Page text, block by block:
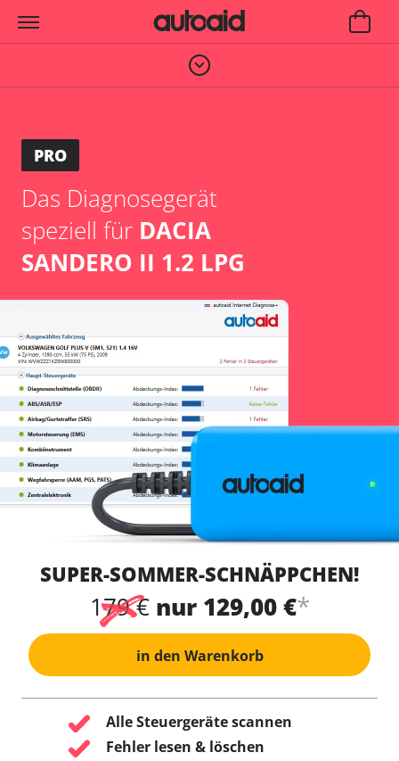
PRO
Das Diagnosegerät
speziell für DACIA
SANDERO II 1.2 LPG
SUPER-SOMMER-SCHNÄPPCHEN!
179 € nur 129,00 €*
in den Warenkorb
Alle Steuergeräte scannen
Fehler lesen & löschen